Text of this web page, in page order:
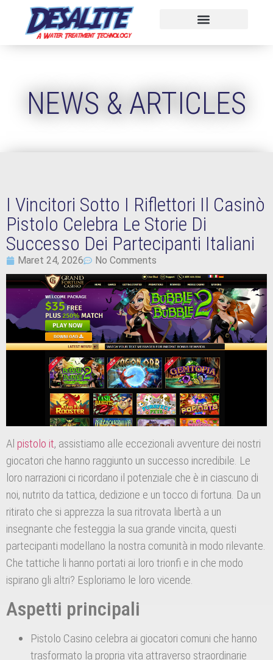
NEWS & ARTICLES
I Vincitori Sotto I Riflettori Il Casinò
Pistolo Celebra Le Storie Di
Successo Dei Partecipanti Italiani
Maret 24, 2026 No Comments
Al pistolo it, assistiamo alle eccezionali avventure dei nostri
giocatori che hanno raggiunto un successo incredibile. Le
loro narrazioni ci ricordano il potenziale che è in ciascuno di
noi, nutrito da tattica, dedizione e un tocco di fortuna. Da un
ritirato che si apprezza la sua ritrovata libertà a un
insegnante che festeggia la sua grande vincita, questi
partecipanti modellano la nostra comunità in modo rilevante.
Che tattiche li hanno portati ai loro trionfi e in che modo
ispirano gli altri? Esploriamo le loro vicende.
Aspetti principali
Pistolo Casino celebra ai giocatori comuni che hanno
trasformato la propria vita attraverso straordinarie